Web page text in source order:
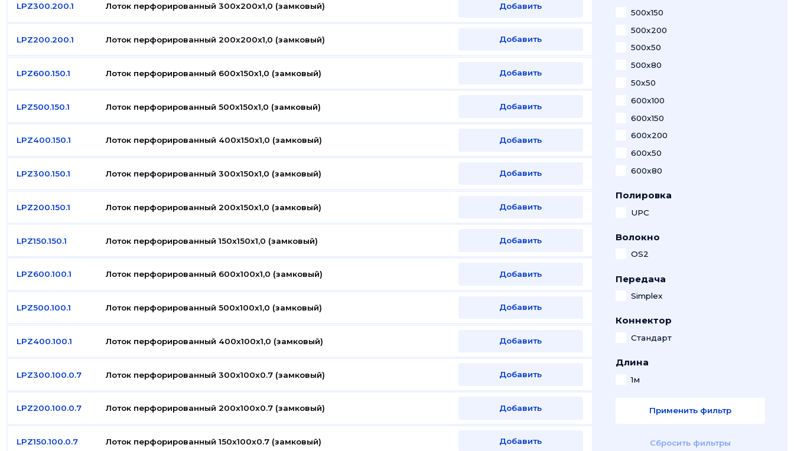
500x150
500x200
500x50
500x80
50x50
600x100
600x150
600x200
600x50
600x80
Полировка
UPC
Волокно
OS2
Передача
Simplex
Коннектор
Стандарт
Длина
1м
Применить фильтр
Сбросить фильтры
LPZ300.200.1 Лоток перфорированный 300x200x1,0 (замковый) Добавить
LPZ200.200.1 Лоток перфорированный 200x200x1,0 (замковый) Добавить
LPZ600.150.1 Лоток перфорированный 600x150x1,0 (замковый) Добавить
LPZ500.150.1 Лоток перфорированный 500x150x1,0 (замковый) Добавить
LPZ400.150.1 Лоток перфорированный 400x150x1,0 (замковый) Добавить
LPZ300.150.1 Лоток перфорированный 300x150x1,0 (замковый) Добавить
LPZ200.150.1 Лоток перфорированный 200x150x1,0 (замковый) Добавить
LPZ150.150.1 Лоток перфорированный 150x150x1,0 (замковый) Добавить
LPZ600.100.1 Лоток перфорированный 600x100x1,0 (замковый) Добавить
LPZ500.100.1 Лоток перфорированный 500x100x1,0 (замковый) Добавить
LPZ400.100.1 Лоток перфорированный 400x100x1,0 (замковый) Добавить
LPZ300.100.0.7 Лоток перфорированный 300x100x0.7 (замковый) Добавить
LPZ200.100.0.7 Лоток перфорированный 200x100x0.7 (замковый) Добавить
LPZ150.100.0.7 Лоток перфорированный 150x100x0.7 (замковый) Добавить